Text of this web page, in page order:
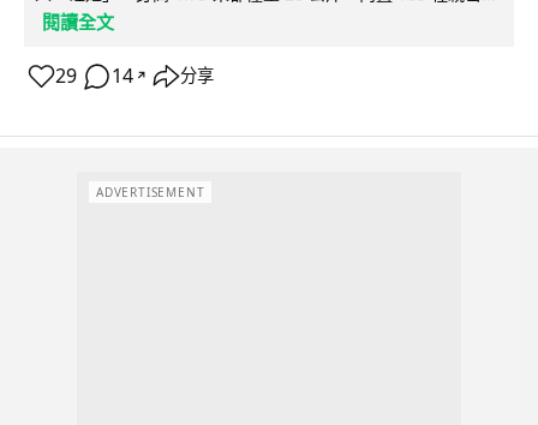
閱讀全文
29 14 ↗ 分享
ADVERTISEMENT